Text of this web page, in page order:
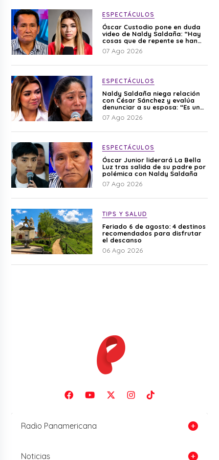
ESPECTÁCULOS
Óscar Custodio pone en duda
video de Naldy Saldaña: “Hay
cosas que de repente se han
editado”
07 Ago 2026
ESPECTÁCULOS
Naldy Saldaña niega relación
con César Sánchez y evalúa
denunciar a su esposa: “Es una
difamación”
07 Ago 2026
ESPECTÁCULOS
Óscar Junior liderará La Bella
Luz tras salida de su padre por
polémica con Naldy Saldaña
07 Ago 2026
TIPS Y SALUD
Feriado 6 de agosto: 4 destinos
recomendados para disfrutar
el descanso
06 Ago 2026
Radio Panamericana
Noticias